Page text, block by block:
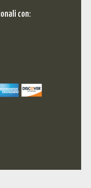
con: